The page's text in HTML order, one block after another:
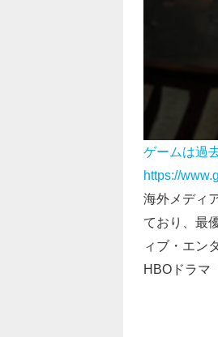
ゲームは過
https://
海外メディ
ており、最
ィブ・エン
HBOドラマ